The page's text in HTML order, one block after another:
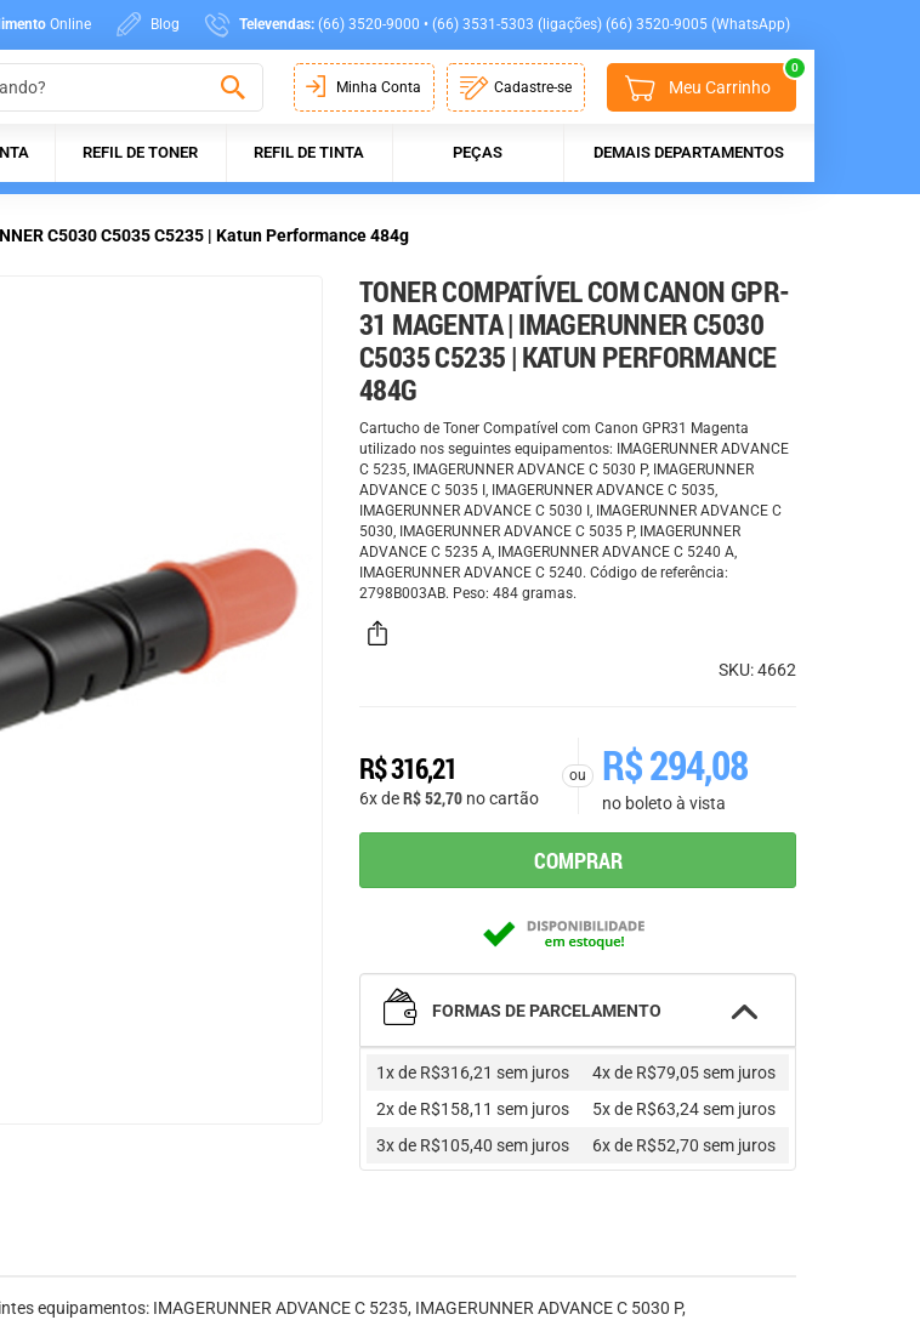
Online Blog Televendas: (66) 3520-9000 • (66) 3531-5303 (ligações) (66) 3520-9005 (WhatsApp)
Minha Conta Cadastre-se Meu Carrinho
0
REFIL DE TONER REFIL DE TINTA PEÇAS DEMAIS DEPARTAMENTOS
C5030 C5035 C5235 | Katun Performance 484g
TONER COMPATÍVEL COM CANON GPR-
31 MAGENTA | IMAGERUNNER C5030
C5035 C5235 | KATUN PERFORMANCE
484G
Cartucho de Toner Compatível com Canon GPR31 Magenta
utilizado nos seguintes equipamentos: IMAGERUNNER ADVANCE
C 5235, IMAGERUNNER ADVANCE C 5030 P, IMAGERUNNER
ADVANCE C 5035 I, IMAGERUNNER ADVANCE C 5035,
IMAGERUNNER ADVANCE C 5030 I, IMAGERUNNER ADVANCE C
5030, IMAGERUNNER ADVANCE C 5035 P, IMAGERUNNER
ADVANCE C 5235 A, IMAGERUNNER ADVANCE C 5240 A,
IMAGERUNNER ADVANCE C 5240. Código de referência:
2798B003AB. Peso: 484 gramas.
SKU: 4662
R$316,21
6x deR$52,70 no cartão
ou R$294,08
no boleto à vista
COMPRAR
FORMAS DE PARCELAMENTO
1x de R$316,21 sem juros
2x de R$158,11 sem juros
3x de R$105,40 sem juros
4x de R$79,05sem juros
5x de R$63,24sem juros
6x de R$52,70 sem juros
equipamentos: IMAGERUNNER ADVANCE C 5235, IMAGERUNNER ADVANCE C 5030 P,